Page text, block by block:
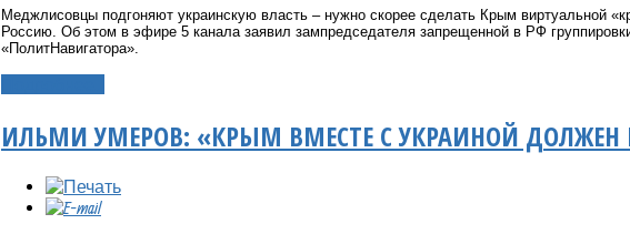
Меджлисовцы подгоняют украинскую власть – нужно скорее сделать Крым виртуальной
Россию. Об этом в эфире 5 канала заявил зампредседателя запрещенной в РФ
«ПолитНавигатора».
ИЛЬМИ УМЕРОВ: «КРЫМ ВМЕСТЕ С УКРАИНОЙ ДОЛЖЕН